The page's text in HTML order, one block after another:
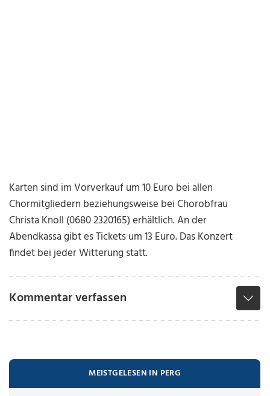
Karten sind im Vorverkauf um 10 Euro bei allen
Chormitgliedern beziehungsweise bei Chorobfrau
Christa Knoll (0680 2320165) erhältlich. An der
Abendkassa gibt es Tickets um 13 Euro. Das Konzert
findet bei jeder Witterung statt.
Kommentar verfassen
MEISTGELESEN IN PERG